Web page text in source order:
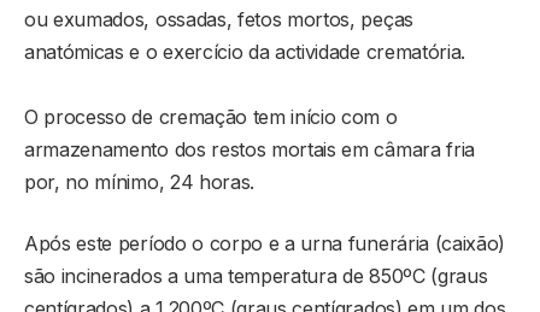
ou exumados, ossadas, fetos mortos, peças
anatómicas e o exercício da actividade crematória.
O processo de cremação tem início com o
armazenamento dos restos mortais em câmara fria
por, no mínimo, 24 horas.
Após este período o corpo e a urna funerária (caixão)
são incinerados a uma temperatura de 850ºC (graus